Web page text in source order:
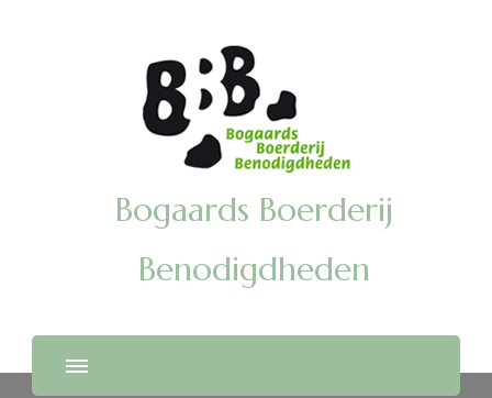
Bogaards Boerderij
Benodigdheden